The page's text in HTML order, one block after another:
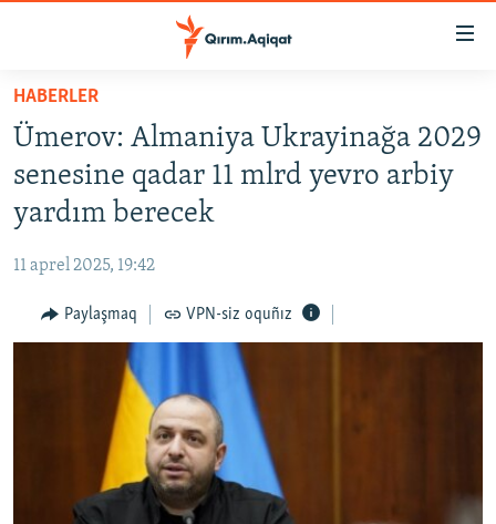
Esas
mündericege
qaytmaq
Baş
navigatsiyağa
qaytmaq
Qıdıruvğa
qaytmaq
HABERLER
İQTİSADİYAT
MEDENİYET
İNSAN AQLARI
HABERLER
Ümerov: Almaniya Ukrayinağa 2029
senesine qadar 11 mlrd yevro arbiy
yardım berecek
11 aprel 2025, 19:42
Paylaşmaq VPN-siz oquñız